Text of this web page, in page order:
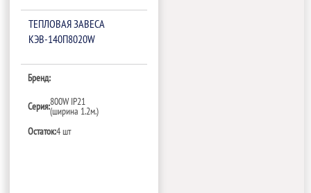
ТЕПЛОВАЯ ЗАВЕСА
КЭВ-140П8020W
Бренд:
Серия:800W IP21
(ширина 1.2м.)
Остаток:4 шт